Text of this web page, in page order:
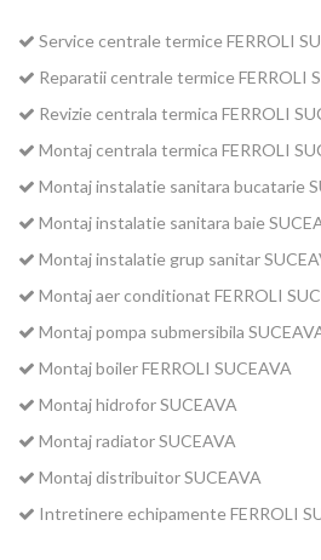
Service centrale termice FERROLI
Reparatii centrale termice FERROLI
Revizie centrala termica FERROLI
Montaj centrala termica FERROLI
Montaj instalatie sanitara bucatarie
Montaj instalatie sanitara baie
Montaj instalatie grup sanitar
Montaj aer conditionat FERROLI
Montaj pompa submersibila
Montaj boiler FERROLI SUCEAVA
Montaj hidrofor SUCEAVA
Montaj radiator SUCEAVA
Montaj distribuitor SUCEAVA
Intretinere echipamente FERROLI